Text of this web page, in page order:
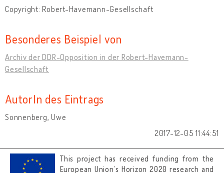
Copyright: Robert-Havemann-Gesellschaft
Besonderes Beispiel von
Archiv der DDR-Opposition in der Robert-Havemann-
Gesellschaft
AutorIn des Eintrags
Sonnenberg, Uwe
2017-12-05 11:44:51
This project has received funding from the
European Union’s Horizon 2020 research and